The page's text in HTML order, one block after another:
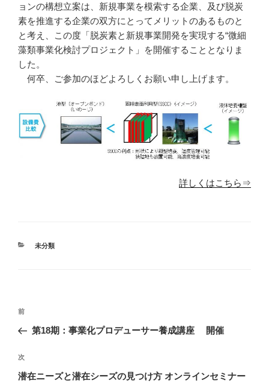
ョンの構想立案は、新規事業を模索する企業、及び脱炭
素を推進する企業の双方にとってメリットのあるものと
と考え、この度「脱炭素と新規事業開発を実現する“微細
藻類事業化検討プロジェクト」を開催することとなりま
した。
何卒、ご参加のほどよろしくお願い申し上げます。
詳しくはこちら⇒
カ
未分類
投
ナ
ビ
ゲ
前
の
稿
前
第18期：事業化プロデューサー養成講座 開催
次
の
次
潜在ニーズと潜在シーズの見つけ方 オンラインセミナー